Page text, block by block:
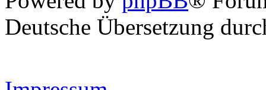
Deutsche Übersetzung